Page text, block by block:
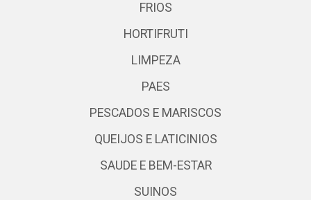
FRIOS
HORTIFRUTI
LIMPEZA
PAES
PESCADOS E MARISCOS
QUEIJOS E LATICINIOS
SAUDE E BEM-ESTAR
SUINOS